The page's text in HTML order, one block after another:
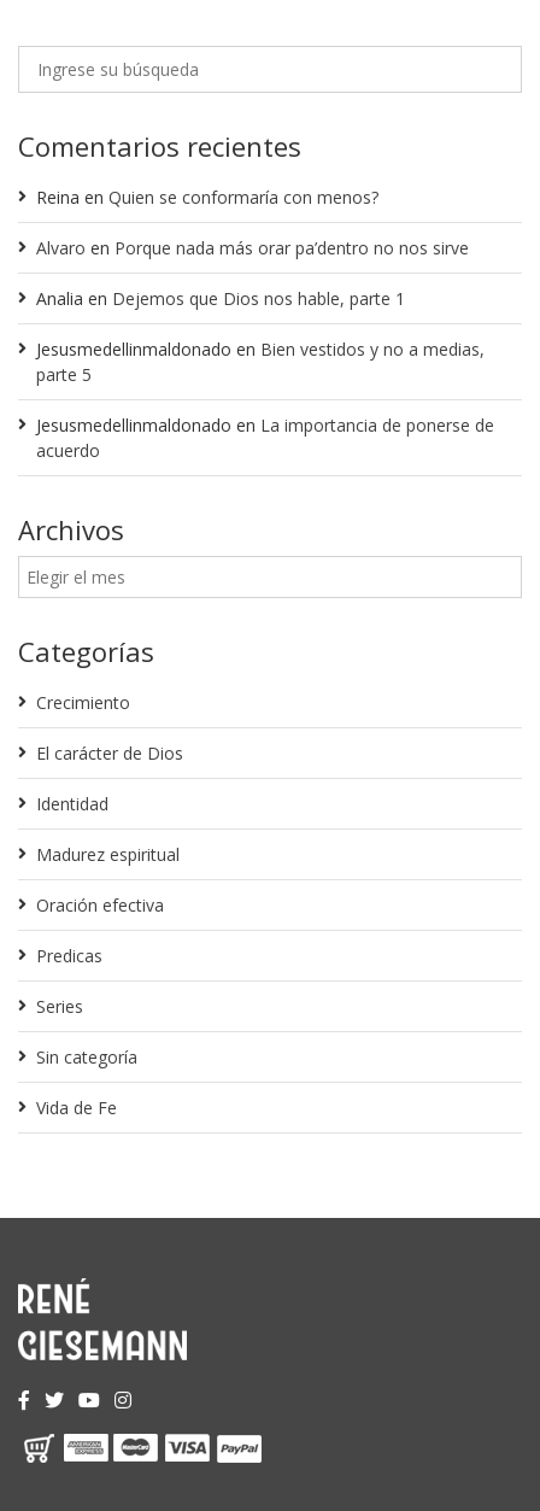
Comentarios recientes
Reina en Quien se conformaría con menos?
Alvaro en Porque nada más orar pa’dentro no nos sirve
Analia en Dejemos que Dios nos hable, parte 1
Jesusmedellinmaldonado en Bien vestidos y no a medias,
parte 5
Jesusmedellinmaldonado en La importancia de ponerse de
acuerdo
Archivos
Categorías
Crecimiento
El carácter de Dios
Identidad
Madurez espiritual
Oración efectiva
Predicas
Series
Sin categoría
Vida de Fe